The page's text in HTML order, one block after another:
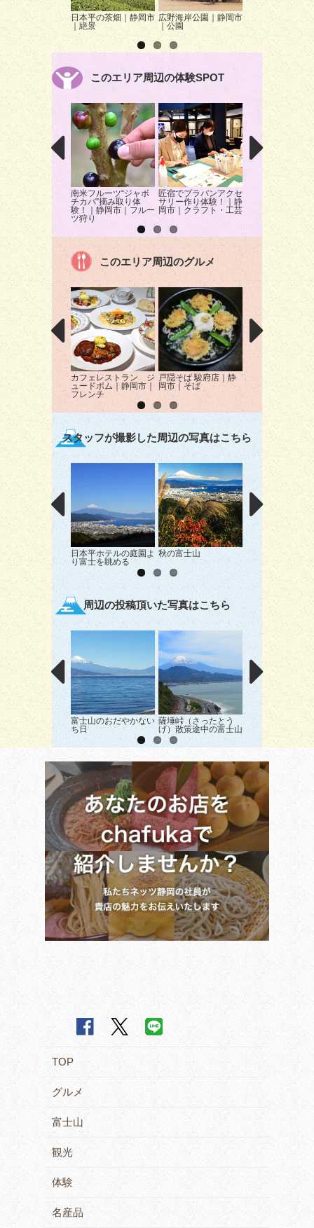
日本平の茶畑｜静岡市
｜絶景
広野海岸公園｜静岡市
｜公園
静岡ランタンフ
静岡市｜イベント
このエリア周辺の体験SPOT
南米フルーツ“ジャボ
チカバ”摘み取り体
験！｜静岡市｜フルー
ツ狩り
匠宿でプラバンアクセ
サリー作り体験！｜静
岡市｜クラフト・工芸
初心者でも楽し
木のスプーンづ
験！｜静岡市｜
ト・工芸
このエリア周辺のグルメ
カフェレストラン ジ
ュードポム｜静岡市｜
フレンチ
戸隠そば 駿府店｜静
岡市｜そば
ローストビーフ
ら屋｜静岡市｜
スタッフが撮影した周辺の写真はこちら
日本平ホテルの庭園よ
り富士を眺める
秋の富士山 ふとした瞬間に
周辺の投稿頂いた写真はこちら
富士山のおだやかない
ち日
薩埵峠（さったとう
げ）散策途中の富士山
三保の波しぶき
山
TOP
グルメ
富士山
観光
体験
名産品